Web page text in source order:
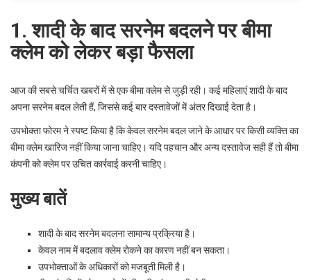
1. शादी के बाद सरनेम बदलने पर बीमा
क्लेम को लेकर बड़ा फैसला
आज की सबसे चर्चित खबरों में से एक बीमा क्लेम से जुड़ी रही। कई महिलाएं शादी के बाद
अपना सरनेम बदल लेती हैं, जिससे कई बार दस्तावेजों में अंतर दिखाई देता है।
उपभोक्ता फोरम ने स्पष्ट किया है कि केवल सरनेम बदल जाने के आधार पर किसी व्यक्ति का
बीमा क्लेम खारिज नहीं किया जाना चाहिए। यदि पहचान और अन्य दस्तावेज सही हैं तो बीमा
कंपनी को क्लेम पर उचित कार्रवाई करनी चाहिए।
मुख्य बातें
शादी के बाद सरनेम बदलना सामान्य प्रक्रिया है।
केवल नाम में बदलाव क्लेम रोकने का कारण नहीं बन सकता।
उपभोक्ताओं के अधिकारों को मजबूती मिली है।